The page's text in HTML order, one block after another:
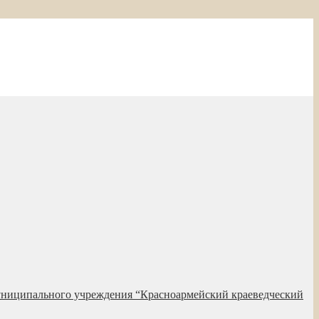
учреждения “Красноармейский краеведческий